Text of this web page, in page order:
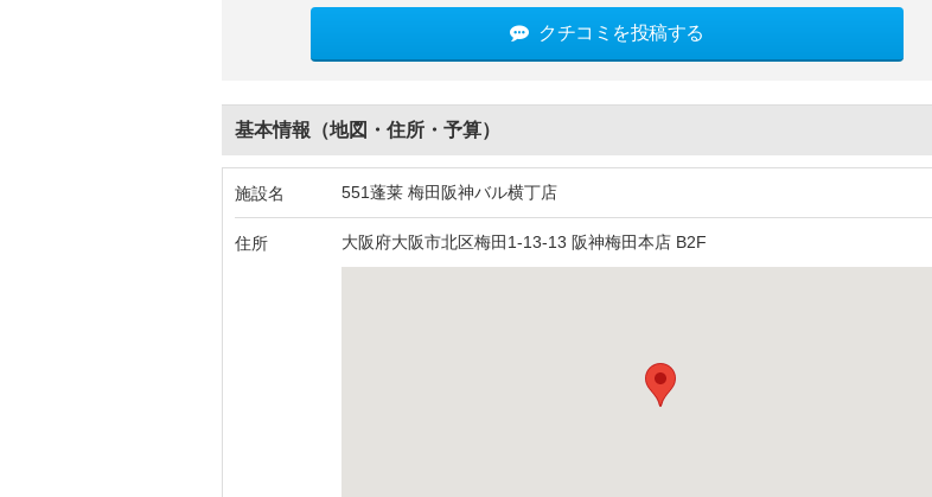
クチコミを投稿する
基本情報（地図・住所・予算）
施設名 551蓬莱 梅田阪神バル横丁店
住所 大阪府大阪市北区梅田1-13-13 阪神梅田本店 B2F